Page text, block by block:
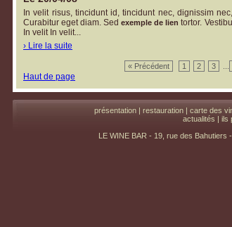
In velit risus, tincidunt id, tincidunt nec, dignissim
Curabitur eget diam. Sedexemple de lien tortor.
In velit In velit...
› Lire la suite
« Précédent 1 2 3
Haut de page
présentation | restauration | carte des
actualités | ils
LE WINE BAR - 19, rue des Bahutiers -